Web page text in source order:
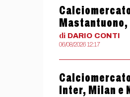
Mastantuono,
di DARIO CONTI
06/08/2026 12:17
Inter, Milan e